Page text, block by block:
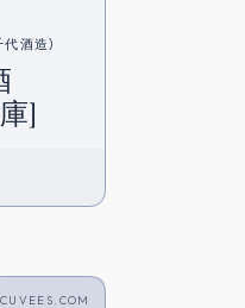
酒造)
]
CUVEES.COM